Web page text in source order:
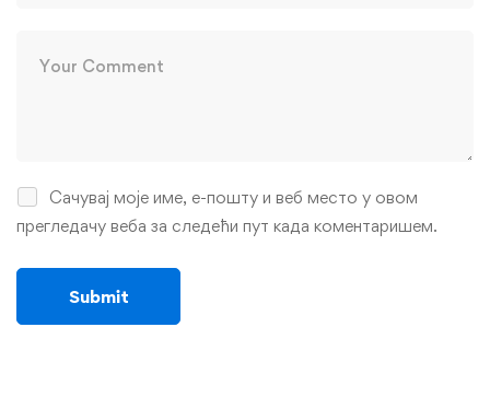
Сачувај моје име, е-пошту и веб место у овом
прегледачу веба за следећи пут када коментаришем.